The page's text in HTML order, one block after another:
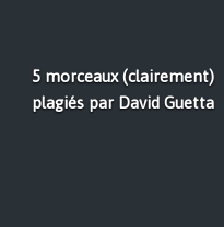
5 morceaux (clairement)
plagiés par David Guetta